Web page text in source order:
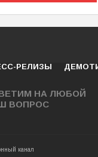
РЕЛИЗЫ
НА ЛЮБОЙ
ВОПРОС
Вести» -